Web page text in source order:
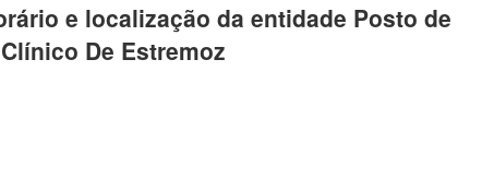
e localização da entidade Posto de
De Estremoz